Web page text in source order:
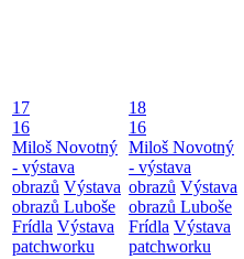
17
16
Miloš Novotný
- výstava
obrazů Výstava
obrazů Luboše
Frídla Výstava
patchworku
18
16
Miloš Novotný
- výstava
obrazů Výstava
obrazů Luboše
Frídla Výstava
patchworku